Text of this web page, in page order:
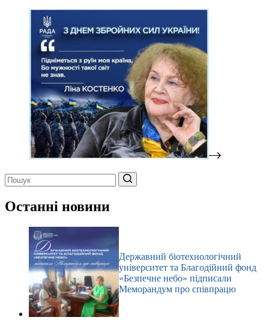
результатів
Останні новини
Державний біотехнологічний
університет та Благодійний фонд
«Безпечне небо» підписали
Меморандум про співпрацю